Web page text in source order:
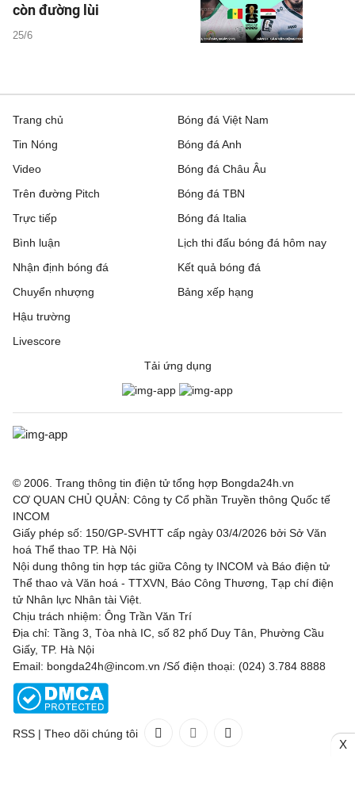
còn đường lùi
25/6
Trang chủ
Tin Nóng
Video
Trên đường Pitch
Trực tiếp
Bóng đá Việt Nam
Bóng đá Anh
Bóng đá Châu Âu
Bóng đá TBN
Bóng đá Italia
Bình luận
Nhận định bóng đá
Chuyển nhượng
Hậu trường
Livescore
Lịch thi đấu bóng đá hôm nay
Kết quả bóng đá
Bảng xếp hạng
Tải ứng dụng
© 2006. Trang thông tin điện tử tổng hợp Bongda24h.vn
CƠ QUAN CHỦ QUẢN: Công ty Cổ phần Truyền thông Quốc tế
INCOM
Giấy phép số: 150/GP-SVHTT cấp ngày 03/4/2026 bởi Sở Văn
hoá Thể thao TP. Hà Nội
Nội dung thông tin hợp tác giữa Công ty INCOM và Báo điện tử
Thể thao và Văn hoá - TTXVN, Báo Công Thương, Tạp chí điện
tử Nhân lực Nhân tài Việt.
Chịu trách nhiệm: Ông Trần Văn Trí
Địa chỉ: Tầng 3, Tòa nhà IC, số 82 phố Duy Tân, Phường Cầu
Giấy, TP. Hà Nội
Email: bongda24h@incom.vn /Số điện thoại: (024) 3.784 8888
RSS | Theo dõi chúng tôi
X